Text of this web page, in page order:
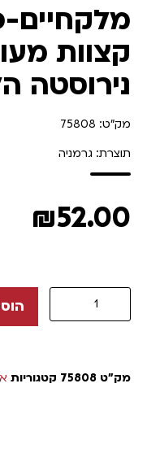
קצוות
נירוסטה
מק"ט: 75808
תוצרת: גרמניה
₪52.00
מק"ט 75808 קטגוריות